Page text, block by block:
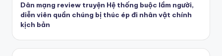
Dân mạng review truyện Hệ thống buộc lầm người,
diễn viên quần chúng bị thúc ép đi nhân vật chính
kịch bản